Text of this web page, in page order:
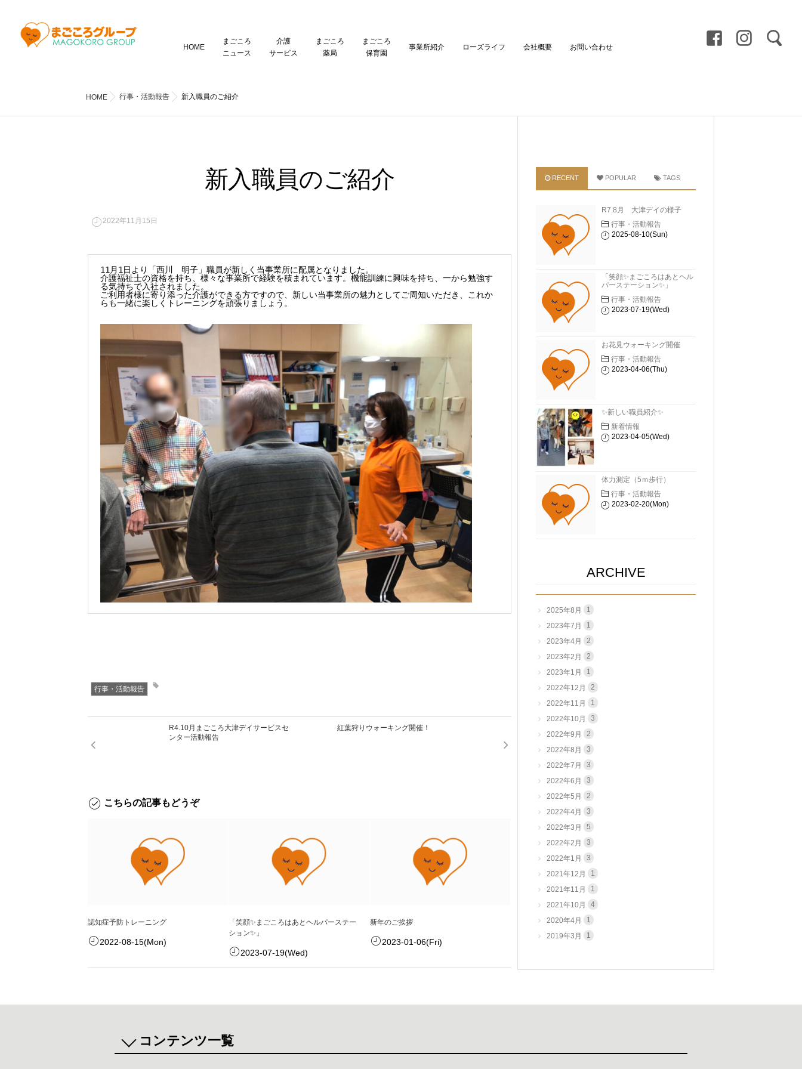
HOME
まごころ
ニュース
介護
サービス
まごころ
薬局
まごころ
保育園
事業所紹介 ローズライフ 会社概要 お問い合わせ
HOME 行事・活動報告 新入職員のご紹介
新入職員のご紹介
2022年11月15日
11月1日より「西川　明子」職員が新しく当事業所に配属となりました。
介護福祉士の資格を持ち、様々な事業所で経験を積まれています。機能訓練に興味を持ち、一から勉強す
る気持ちで入社されました。
ご利用者様に寄り添った介護ができる方ですので、新しい当事業所の魅力としてご周知いただき、これか
らも一緒に楽しくトレーニングを頑張りましょう。
行事・活動報告
R4.10月まごころ大津デイサービスセ
ンター活動報告
紅葉狩りウォーキング開催！
こちらの記事もどうぞ
認知症予防トレーニング
2022-08-15(Mon)
「笑顔✨まごころはあとヘルパーステー
ション✨」
2023-07-19(Wed)
新年のご挨拶
2023-01-06(Fri)
RECENT POPULAR TAGS
R7.8月 大津デイの様子
行事・活動報告
2025-08-10(Sun)
「笑顔✨まごころはあとヘル
パーステーション✨」
行事・活動報告
2023-07-19(Wed)
お花見ウォーキング開催
行事・活動報告
2023-04-06(Thu)
✨新しい職員紹介✨
新着情報
2023-04-05(Wed)
体力測定（5ｍ歩行）
行事・活動報告
2023-02-20(Mon)
ARCHIVE
2025年8月
1
2023年7月
1
2023年4月
2
2023年2月
2
2023年1月
1
2022年12月
2
2022年11月
1
2022年10月
3
2022年9月
2
2022年8月
3
2022年7月
3
2022年6月
3
2022年5月
2
2022年4月
3
2022年3月
5
2022年2月
3
2022年1月
3
2021年12月
1
2021年11月
1
2021年10月
4
2020年4月
1
2019年3月
1
コンテンツ一覧